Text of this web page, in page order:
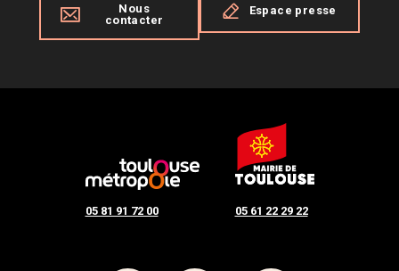
05 81 91 72 00 05 61 22 29 22
Nous
contacter
Espace presse